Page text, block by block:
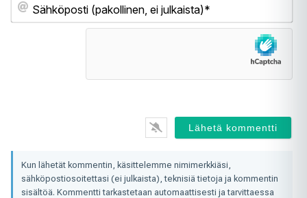
ei
Kun lähetät kommentin, käsittelemme nimimerkkiäsi,
sähköpostiosoitettasi (ei julkaista), teknisiä tietoja ja kommentin
sisältöä. Kommentti tarkastetaan automaattisesti ja tarvittaessa